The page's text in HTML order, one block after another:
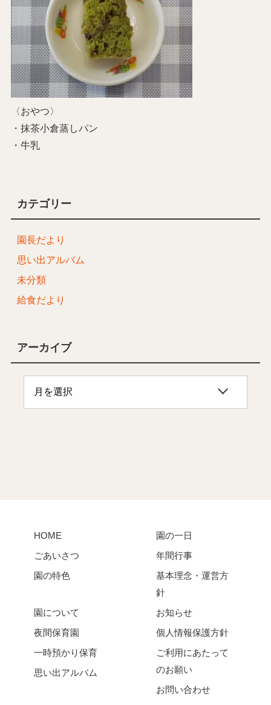
〈おやつ〉
・抹茶小倉蒸しパン
・牛乳
カテゴリー
園長だより
思い出アルバム
未分類
給食だより
アーカイブ
HOME
ごあいさつ
園の特色
園の一日
年間行事
基本理念・運営方
針
園について
夜間保育園
一時預かり保育
思い出アルバム
お知らせ
個人情報保護方針
ご利用にあたって
のお願い
お問い合わせ